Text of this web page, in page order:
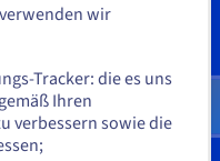
lassen Sie sich einen
wir
Tracker: die es uns
Ihren
verbessern sowie die